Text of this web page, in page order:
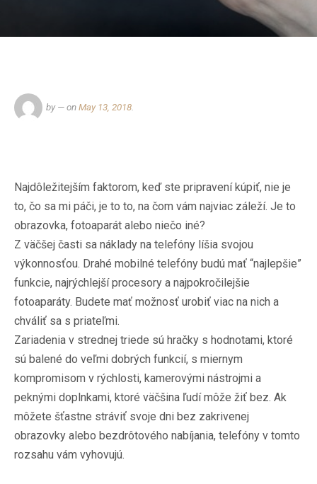
by — on May 13, 2018
Najdôležitejším faktorom, keď ste pripravení kúpiť, nie je
to, čo sa mi páči, je to to, na čom vám najviac záleží. Je to
obrazovka, fotoaparát alebo niečo iné?
Z väčšej časti sa náklady na telefóny líšia svojou
výkonnosťou. Drahé mobilné telefóny budú mať “najlepšie”
funkcie, najrýchlejší procesory a najpokročilejšie
fotoaparáty. Budete mať možnosť urobiť viac na nich a
chváliť sa s priateľmi.
Zariadenia v strednej triede sú hračky s hodnotami, ktoré
sú balené do veľmi dobrých funkcií, s miernym
kompromisom v rýchlosti, kamerovými nástrojmi a
peknými doplnkami, ktoré väčšina ľudí môže žiť bez. Ak
môžete šťastne stráviť svoje dni bez zakrivenej
obrazovky alebo bezdrôtového nabíjania, telefóny v tomto
rozsahu vám vyhovujú.